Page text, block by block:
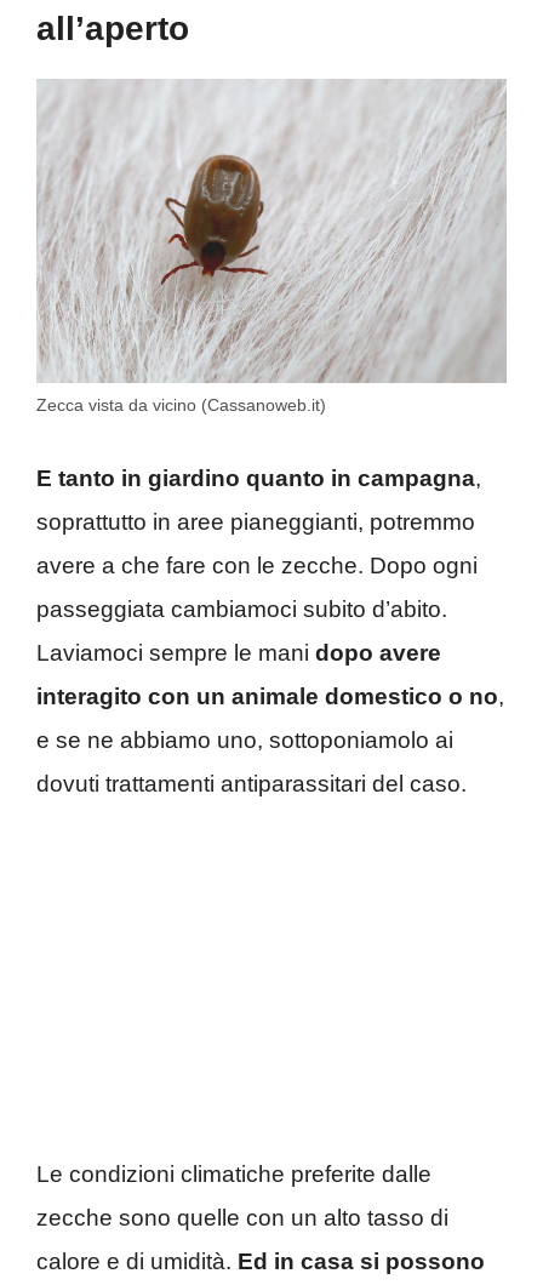
all’aperto
Zecca vista da vicino (Cassanoweb.it)
E tanto in giardino quanto in campagna,
soprattutto in aree pianeggianti, potremmo
avere a che fare con le zecche. Dopo ogni
passeggiata cambiamoci subito d’abito.
Laviamoci sempre le mani dopo avere
interagito con un animale domestico o no,
e se ne abbiamo uno, sottoponiamolo ai
dovuti trattamenti antiparassitari del caso.
Le condizioni climatiche preferite dalle
zecche sono quelle con un alto tasso di
calore e di umidità. Ed in casa si possono